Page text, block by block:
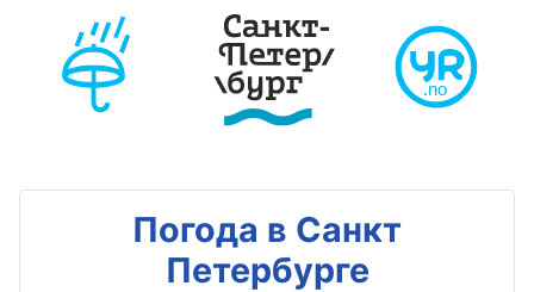
Погода в Санкт
Петербурге